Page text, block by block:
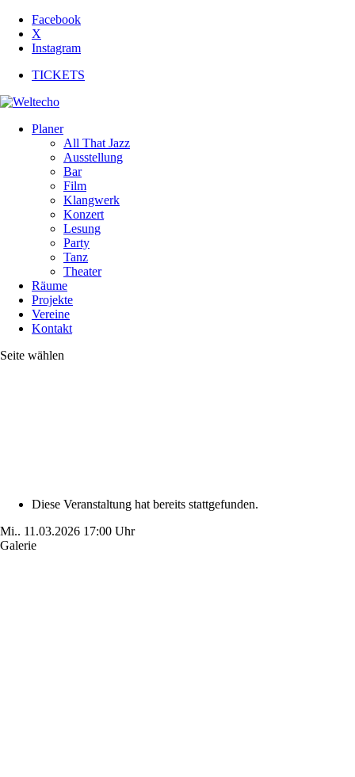
Facebook
X
Instagram
TICKETS
Planer
All That Jazz
Ausstellung
Bar
Film
Klangwerk
Konzert
Lesung
Party
Tanz
Theater
Räume
Projekte
Vereine
Kontakt
Seite wählen
Diese Veranstaltung hat bereits stattgefunden.
Mi.. 11.03.2026 17:00 Uhr
Galerie